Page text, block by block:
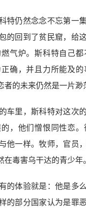
特仍然念念不忘第一
的回到了贫民窟，给
气炉。斯科特自己
确，并且力所能及
的未来仍然是一片渺
车里，斯科特对这次
，他们憎恨同性恋
他一样。牧师，官员
毒害乌干达的青少年
的体验就是：他是多
的部分国家认为是罪